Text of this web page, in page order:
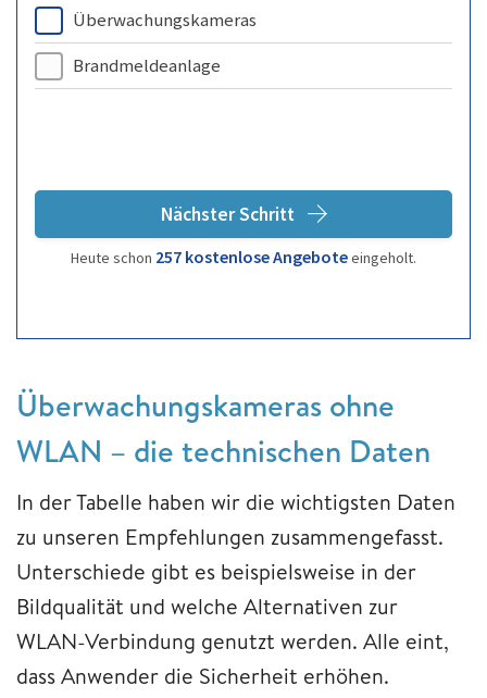
Überwachungskameras ohne
WLAN – die technischen Daten
In der Tabelle haben wir die wichtigsten Daten
zu unseren Empfehlungen zusammengefasst.
Unterschiede gibt es beispielsweise in der
Bildqualität und welche Alternativen zur
WLAN-Verbindung genutzt werden. Alle eint,
dass Anwender die Sicherheit erhöhen.